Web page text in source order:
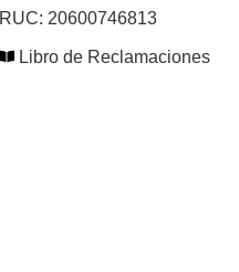
RUC: 20600746813
Libro de Reclamaciones